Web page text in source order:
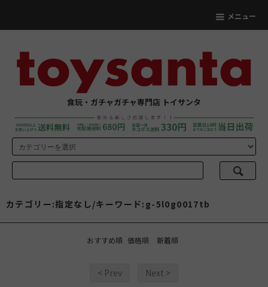
メニュー
食玩・ガチャガチャ専門店 トイサンタ
カテゴリー:指定なし/キーワード:g-5l0g0017tb
おすすめ順 価格順 新着順
< Prev Next >